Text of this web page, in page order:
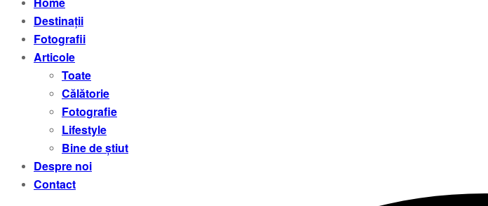
Destinații
Fotografii
Articole
Toate
Călătorie
Fotografie
Lifestyle
Bine de știut
Despre noi
Contact